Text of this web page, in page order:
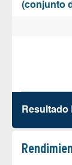
(conjunto
Resultado